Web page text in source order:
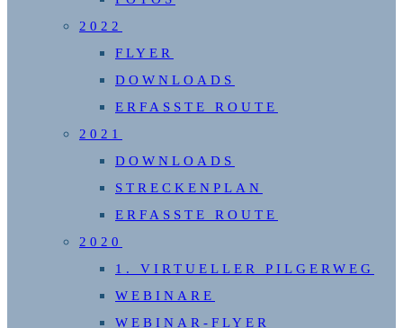
2022
FLYER
DOWNLOADS
ERFASSTE ROUTE
2021
DOWNLOADS
STRECKENPLAN
ERFASSTE ROUTE
2020
1. VIRTUELLER PILGERWEG
WEBINARE
WEBINAR-FLYER